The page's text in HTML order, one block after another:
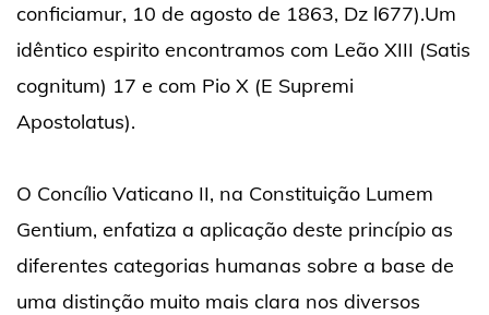
conficiamur, 10 de agosto de 1863, Dz l677).Um
idêntico espirito encontramos com Leão XIII (Satis
cognitum) 17 e com Pio X (E Supremi
Apostolatus).
O Concílio Vaticano II, na Constituição Lumem
Gentium, enfatiza a aplicação deste princípio as
diferentes categorias humanas sobre a base de
uma distinção muito mais clara nos diversos